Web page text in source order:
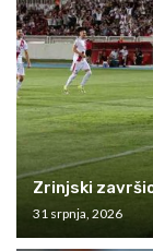
Zrinjski
31 srpnja, 2026